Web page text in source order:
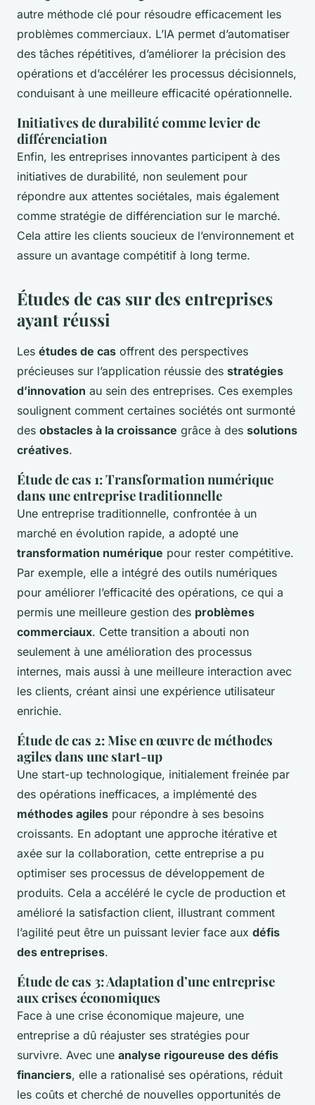
autre méthode clé pour résoudre efficacement les
problèmes commerciaux. L’IA permet d’automatiser
des tâches répétitives, d’améliorer la précision des
opérations et d’accélérer les processus décisionnels,
conduisant à une meilleure efficacité opérationnelle.
Initiatives de durabilité comme levier de
différenciation
Enfin, les entreprises innovantes participent à des
initiatives de durabilité, non seulement pour
répondre aux attentes sociétales, mais également
comme stratégie de différenciation sur le marché.
Cela attire les clients soucieux de l’environnement et
assure un avantage compétitif à long terme.
Études de cas sur des entreprises
ayant réussi
Les études de cas offrent des perspectives
précieuses sur l’application réussie des stratégies
d’innovation au sein des entreprises. Ces exemples
soulignent comment certaines sociétés ont surmonté
des obstacles à la croissance grâce à des solutions
créatives.
Étude de cas 1: Transformation numérique
dans une entreprise traditionnelle
Une entreprise traditionnelle, confrontée à un
marché en évolution rapide, a adopté une
transformation numérique pour rester compétitive.
Par exemple, elle a intégré des outils numériques
pour améliorer l’efficacité des opérations, ce qui a
permis une meilleure gestion des problèmes
commerciaux. Cette transition a abouti non
seulement à une amélioration des processus
internes, mais aussi à une meilleure interaction avec
les clients, créant ainsi une expérience utilisateur
enrichie.
Étude de cas 2: Mise en œuvre de méthodes
agiles dans une start-up
Une start-up technologique, initialement freinée par
des opérations inefficaces, a implémenté des
méthodes agiles pour répondre à ses besoins
croissants. En adoptant une approche itérative et
axée sur la collaboration, cette entreprise a pu
optimiser ses processus de développement de
produits. Cela a accéléré le cycle de production et
amélioré la satisfaction client, illustrant comment
l’agilité peut être un puissant levier face aux défis
des entreprises.
Étude de cas 3: Adaptation d’une entreprise
aux crises économiques
Face à une crise économique majeure, une
entreprise a dû réajuster ses stratégies pour
survivre. Avec une analyse rigoureuse des défis
financiers, elle a rationalisé ses opérations, réduit
les coûts et cherché de nouvelles opportunités de